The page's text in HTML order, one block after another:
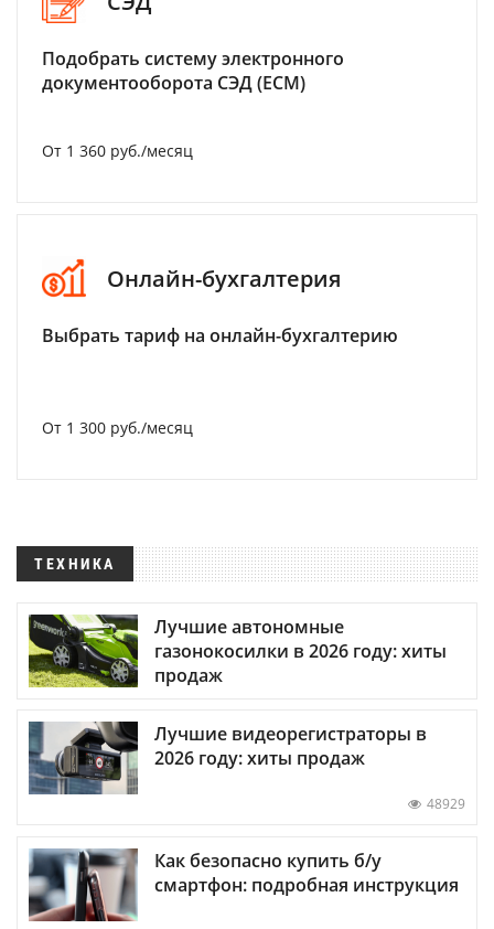
Подобрать систему электронного
документооборота СЭД (ECM)
От 1 360 руб./месяц
Онлайн-бухгалтерия
Выбрать тариф на онлайн-бухгалтерию
От 1 300 руб./месяц
ТЕХНИКА
Лучшие автономные
газонокосилки в 2026 году: хиты
продаж
Лучшие видеорегистраторы в
2026 году: хиты продаж
48929
Как безопасно купить б/у
смартфон: подробная инструкция